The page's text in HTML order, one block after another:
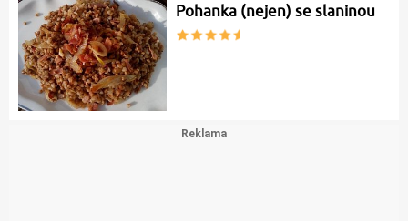
Pohanka (nejen) se slaninou